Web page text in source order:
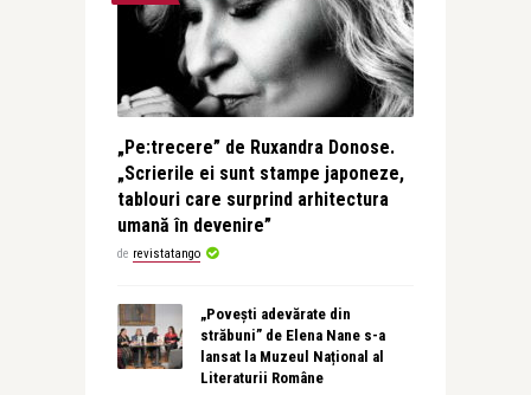
„Pe:trecere” de Ruxandra Donose.
„Scrierile ei sunt stampe japoneze,
tablouri care surprind arhitectura
umană în devenire”
de revistatango
„Povești adevărate din
străbuni” de Elena Nane s-a
lansat la Muzeul Național al
Literaturii Române